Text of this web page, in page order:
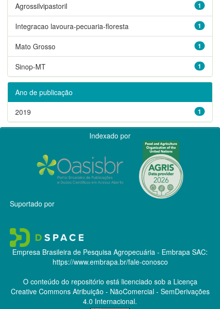
1
Agrossilvipastoril
1
Integracao lavoura-pecuaria-floresta
1
Mato Grosso
1
Sinop-MT
Ano de publicação
1
2019
Indexado por
Suportado por
Empresa Brasileira de Pesquisa Agropecuária - Embrapa SAC:
https://www.embrapa.br/fale-conosco
O conteúdo do repositório está licenciado sob a Licença
Creative CommonsAtribuição - NãoComercial - SemDerivações
4.0 Internacional.